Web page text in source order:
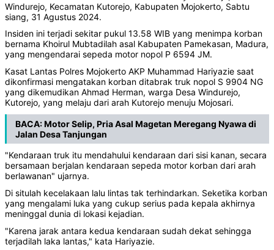
Windurejo, Kecamatan Kutorejo, Kabupaten Mojokerto, Sabtu
siang, 31 Agustus 2024.
Insiden ini terjadi sekitar pukul 13.58 WIB yang menimpa korban
bernama Khoirul Mubtadilah asal Kabupaten Pamekasan, Madura,
yang mengendarai sepeda motor nopol P 6594 JM.
Kasat Lantas Polres Mojokerto AKP Muhammad Hariyazie saat
dikonfirmasi mengatakan korban ditabrak truk nopol S 9904 NG
yang dikemudikan Ahmad Herman, warga Desa Windurejo,
Kutorejo, yang melaju dari arah Kutorejo menuju Mojosari.
BACA:Motor Selip, Pria Asal Magetan Meregang Nyawa di
Jalan Desa Tanjungan
"Kendaraan truk itu mendahului kendaraan dari sisi kanan, secara
bersamaan berjalan kendaraan sepeda motor korban dari arah
berlawanan" ujarnya.
Di situlah kecelakaan lalu lintas tak terhindarkan. Seketika korban
yang mengalami luka yang cukup serius pada kepala akhirnya
meninggal dunia di lokasi kejadian.
"Karena jarak antara kedua kendaraan sudah dekat sehingga
terjadilah laka lantas," kata Hariyazie.